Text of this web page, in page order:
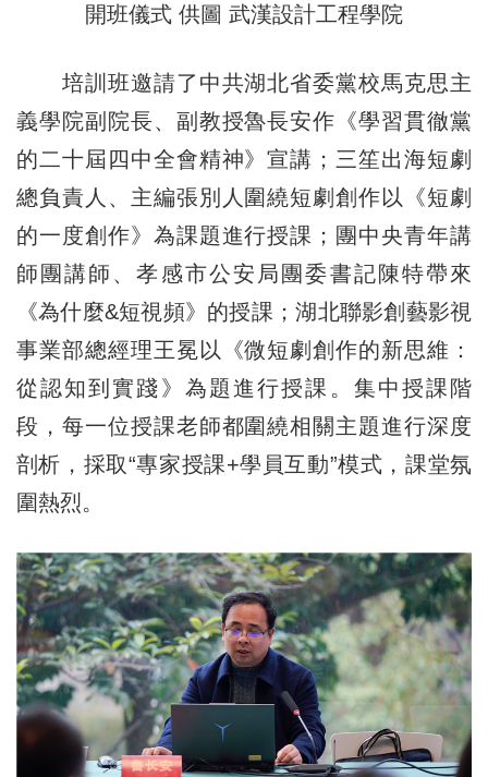
開班儀式 供圖 武漢設計工程學院
培訓班邀請了中共湖北省委黨校馬克思主
義學院副院長、副教授魯長安作《學習貫徹黨
的二十屆四中全會精神》宣講；三笙出海短劇
總負責人、主編張別人圍繞短劇創作以《短劇
的一度創作》為課題進行授課；團中央青年講
師團講師、孝感市公安局團委書記陳特帶來
《為什麼&短視頻》的授課；湖北聯影創藝影視
事業部總經理王冕以《微短劇創作的新思維：
從認知到實踐》為題進行授課。集中授課階
段，每一位授課老師都圍繞相關主題進行深度
剖析，採取“專家授課+學員互動”模式，課堂氛
圍熱烈。